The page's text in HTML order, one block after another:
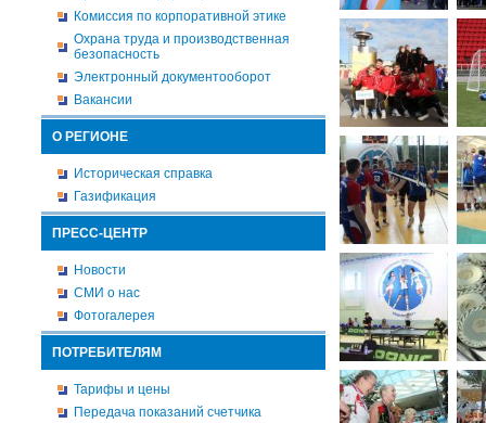
Комиссия по корпоративной этике
Охрана труда и производственная
безопасность
Электронный документооборот
Вакансии
О РЕГИОНЕ
Историческая справка
Газификация
ПРЕСС-ЦЕНТР
Новости
СМИ о нас
Фотогалерея
ПОТРЕБИТЕЛЯМ
Тарифы и цены
Передача показаний счетчика